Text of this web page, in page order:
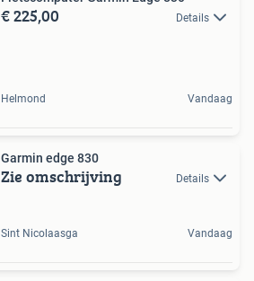
€ 225,00 Details
Helmond Vandaag
Garmin edge 830
Zie omschrijving Details
Sint Nicolaasga Vandaag